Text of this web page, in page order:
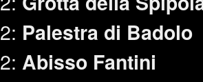
Palestra di Badolo
Abisso Fantini